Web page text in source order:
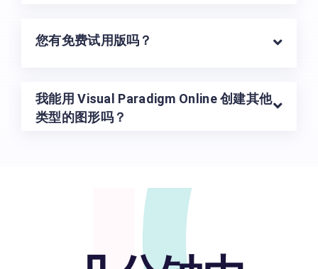
您有免费试用版吗？
我能用 Visual Paradigm Online 创建其他
类型的图形吗？